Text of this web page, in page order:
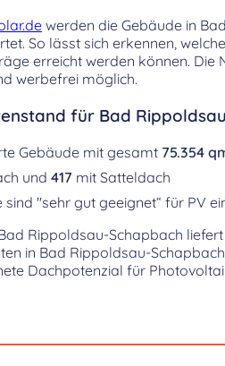
werden die Gebäude in
So lässt sich erkennen,
erreicht werden können. Die
werbefrei möglich.
für Bad
Gebäude mit gesamt 75.354
und 417 mit Satteldach
sind "sehr gut geeignet“ für PV
Rippoldsau-Schapbach
in Bad Rippoldsau-
Dachpotenzial für